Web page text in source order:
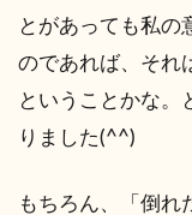
とがあっても私の
のであれば、それ
ということかな。
りました(^^)
もちろん、「倒れ